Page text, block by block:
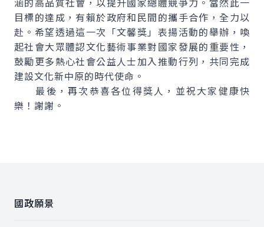
目標的達成，有賴於政府和民間的攜手合作，全力以
赴。希望透過這一次「文馨獎」表揚活動的舉辦，喚
起社會大眾體認文化藝術事業對國家發展的重要性，
鼓勵更多熱心社會公益人士加入推動行列，共同完成
建設文化新中原的時代使命。
最後，再次恭喜各位得獎人，並祝大家健康快
樂！謝謝。
國政願景